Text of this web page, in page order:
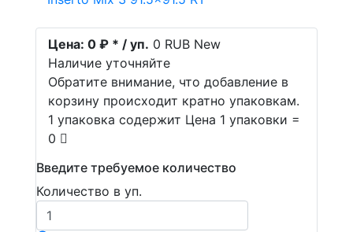
Цена: 0 ₽ * / уп. 0 RUB New
Наличие уточняйте
Обратите внимание, что добавление в
корзину происходит кратно упаковкам.
1 упаковка содержит Цена 1 упаковки =
0
Введите требуемое количество
Количество в уп.